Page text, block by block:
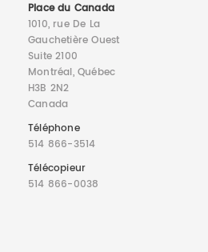
Place du Canada
1010, rue De La
Gauchetière Ouest
Suite 2100
Montréal, Québec
H3B 2N2
Canada
Téléphone
514 866-3514
Télécopieur
514 866-0038